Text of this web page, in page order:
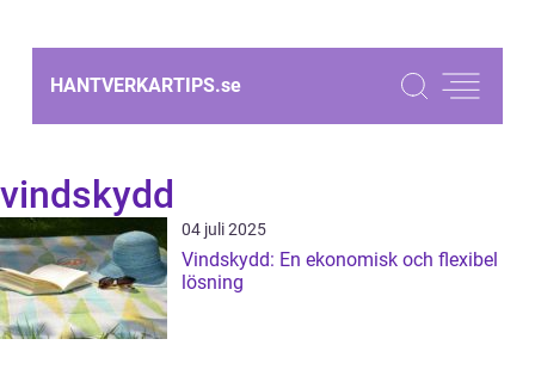
HANTVERKARTIPS.se
vindskydd
04 juli 2025
Vindskydd: En ekonomisk och flexibel
lösning